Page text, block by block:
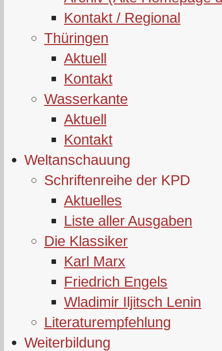
Kontakt / Regional
Thüringen
Aktuell
Kontakt
Wasserkante
Aktuell
Kontakt
Weltanschauung
Schriftenreihe der KPD
Aktuelles
Liste aller Ausgaben
Die Klassiker
Karl Marx
Friedrich Engels
Wladimir Iljitsch Lenin
Literaturempfehlung
Weiterbildung